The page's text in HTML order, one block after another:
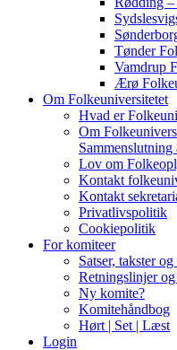
Tønder
Vamdrup
Ærø
Om Folkeuniversitetet
Hvad er
Om
Lov om
Kontakt
Kontakt
Privatlivspolitik
Cookiepolitik
For komiteer
Satser, takster
Retningslinjer
Ny komite?
Komitehåndbog
Hørt | Set | Læst
Login